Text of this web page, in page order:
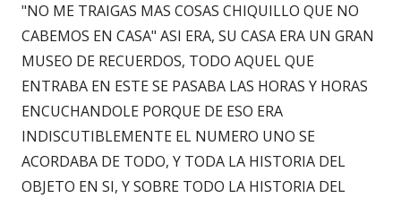
"NO ME TRAIGAS MAS COSAS CHIQUILLO QUE NO
CABEMOS EN CASA" ASI ERA, SU CASA ERA UN GRAN
MUSEO DE RECUERDOS, TODO AQUEL QUE
ENTRABA EN ESTE SE PASABA LAS HORAS Y HORAS
ENCUCHANDOLE PORQUE DE ESO ERA
INDISCUTIBLEMENTE EL NUMERO UNO SE
ACORDABA DE TODO, Y TODA LA HISTORIA DEL
OBJETO EN SI, Y SOBRE TODO LA HISTORIA DEL